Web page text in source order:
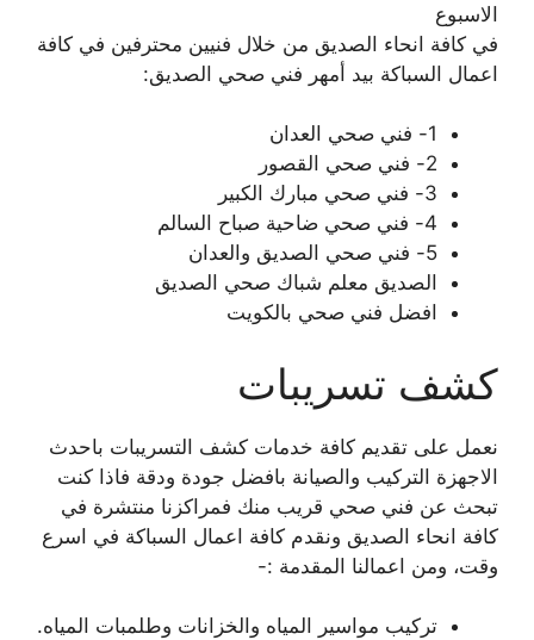
الاسبوع
في كافة انحاء الصديق من خلال فنيين محترفين في كافة
اعمال السباكة بيد أمهر فني صحي الصديق:
1- فني صحي العدان
2- فني صحي القصور
3- فني صحي مبارك الكبير
4- فني صحي ضاحية صباح السالم
5- فني صحي الصديق والعدان
الصديق معلم شباك صحي الصديق
افضل فني صحي بالكويت
كشف تسريبات
نعمل على تقديم كافة خدمات كشف التسريبات باحدث
الاجهزة التركيب والصيانة بافضل جودة ودقة فاذا كنت
تبحث عن فني صحي قريب منك فمراكزنا منتشرة في
كافة انحاء الصديق ونقدم كافة اعمال السباكة في اسرع
وقت، ومن اعمالنا المقدمة :-
تركيب مواسير المياه والخزانات وطلمبات المياه.